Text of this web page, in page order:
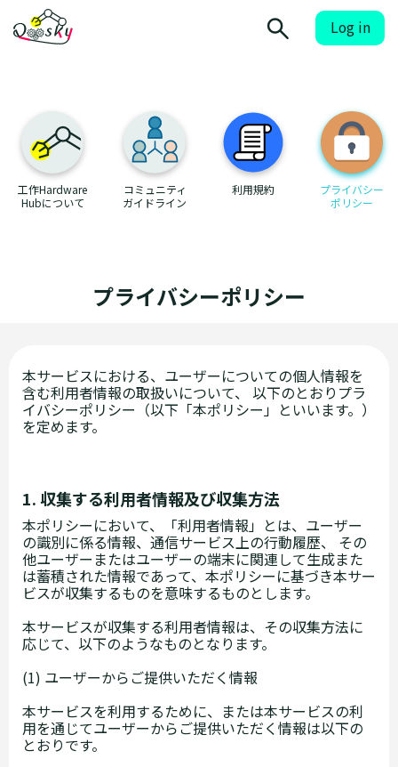
Log in
工作Hardware
Hubについて
コミュニティ
ガイドライン
利用規約
プライバシー
ポリシー
プライバシーポリシー
本サービスにおける、ユーザーについての個人情報を
含む利用者情報の取扱いについて、 以下のとおりプラ
イバシーポリシー（以下「本ポリシー」といいます。）
を定めます。
1. 収集する利用者情報及び収集方法
本ポリシーにおいて、「利用者情報」とは、ユーザー
の識別に係る情報、通信サービス上の行動履歴、 その
他ユーザーまたはユーザーの端末に関連して生成また
は蓄積された情報であって、本ポリシーに基づき本サー
ビスが収集するものを意味するものとします。
本サービスが収集する利用者情報は、その収集方法に
応じて、以下のようなものとなります。
(1) ユーザーからご提供いただく情報
本サービスを利用するために、または本サービスの利
用を通じてユーザーからご提供いただく情報は以下の
とおりです。